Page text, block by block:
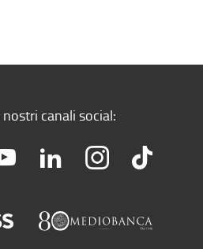
canali social: